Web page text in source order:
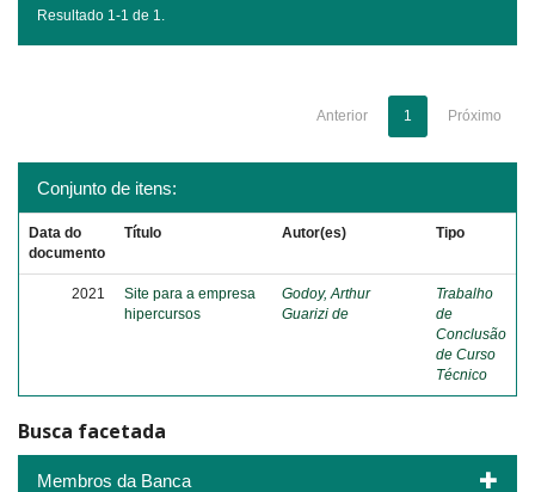
Resultado 1-1 de 1.
Anterior 1 Próximo
Conjunto de itens:
Data do
documento
Título Autor(es) Tipo
2021
Site para a empresa
hipercursos
Godoy, Arthur
Guarizi de
Trabalho
de
Conclusão
de Curso
Técnico
Busca facetada
Membros da Banca